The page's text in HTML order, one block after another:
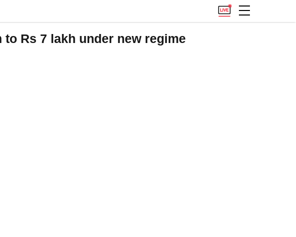
Rs 7 lakh under new regime